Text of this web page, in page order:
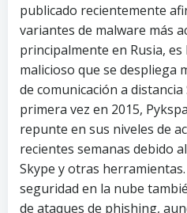
publicado recientemente
variantes de malware más
principalmente en Rusia,
malicioso que se despliega
de comunicación a
primera vez en 2015,
repunte en sus niveles de
recientes semanas debido
Skype y otras
seguridad en la nube
de ataques de phishing,